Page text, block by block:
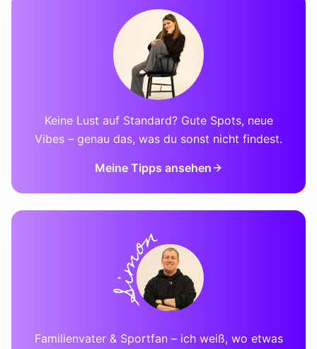
Keine Lust auf Standard? Gute Spots, neue
Vibes – genau das, was du sonst nicht findest.
Meine Tipps ansehen
Familienvater & Sportfan – ich weiß, wo etwas